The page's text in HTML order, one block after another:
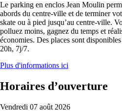
Le parking en enclos Jean Moulin
abords du centre-ville et de terminer
skate ou à pied jusqu’au centre-ville.
polluez moins, gagnez du temps et
économies. Des places sont
20h, 7j/7.
Plus d'informations ici
Horaires d’ouverture
Vendredi 07 août 2026